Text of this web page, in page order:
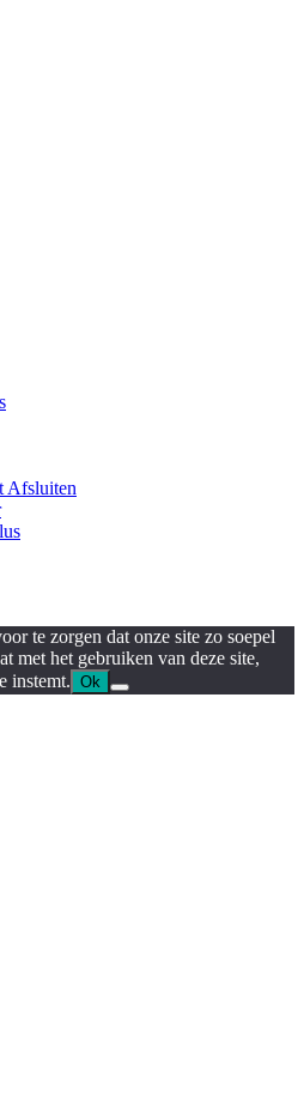
Afsluiten
te zorgen dat onze site zo soepel
met het gebruiken van deze site,
instemt. Ok